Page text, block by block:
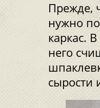
Прежде,
нужно
каркас.
него
сырости